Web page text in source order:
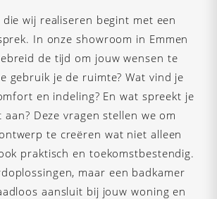
die wij realiseren begint met een
In onze showroom in Emmen
de tijd om jouw wensen te
gebruik je de ruimte? Wat vind je
en indeling? En wat spreekt je
Deze vragen stellen we om
te creëren wat niet alleen
praktisch en toekomstbestendig.
maar een badkamer
aansluit bij jouw woning en